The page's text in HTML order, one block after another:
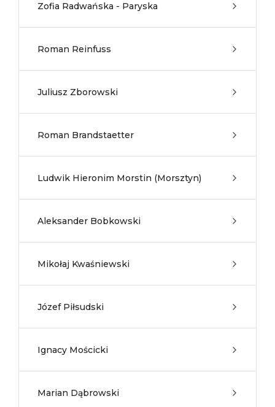
Zofia Radwańska - Paryska
Roman Reinfuss
Juliusz Zborowski
Roman Brandstaetter
Ludwik Hieronim Morstin (Morsztyn)
Aleksander Bobkowski
Mikołaj Kwaśniewski
Józef Piłsudski
Ignacy Mościcki
Marian Dąbrowski